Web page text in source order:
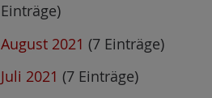
Einträge)
August 2021 (7 Einträge)
Juli 2021 (7 Einträge)